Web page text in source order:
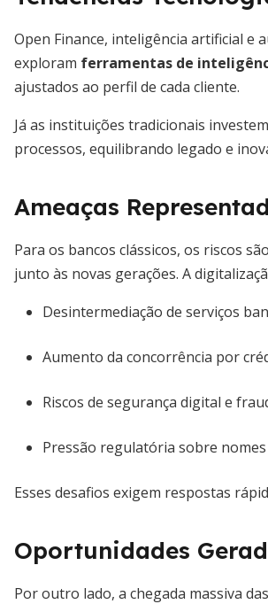
Open Finance, inteligência artificial e
exploram ferramentas de
ajustados ao perfil de cada cliente.
Já as instituições tradicionais
processos, equilibrando legado e
Ameaças
Para os bancos clássicos, os riscos
junto às novas gerações. A
Desintermediação de serviços
Aumento da concorrência por
Riscos de segurança digital e
Pressão regulatória sobre nomes
Esses desafios exigem respostas
Oportunidades
Por outro lado, a chegada massiva